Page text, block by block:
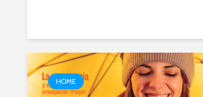
HOME